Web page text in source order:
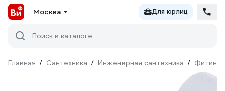
Москва Для юрлиц
Поиск в каталоге
Главная / Сантехника / Инженерная сантехника / Фитинги